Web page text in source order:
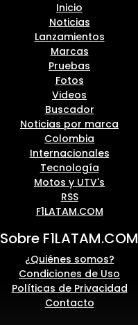
Inicio
Noticias
Lanzamientos
Marcas
Pruebas
Fotos
Videos
Buscador
Noticias por marca
Colombia
Internacionales
Tecnología
Motos y UTV's
RSS
F1LATAM.COM
Sobre F1LATAM.COM
¿Quiénes somos?
Condiciones de Uso
Políticas de Privacidad
Contacto